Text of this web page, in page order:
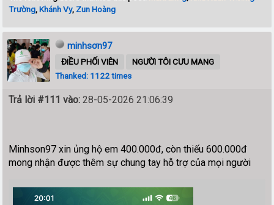
Trường,Khánh Vy, Zun Hoàng
minhsơn97
ĐIỀU PHỐI VIÊN
NGƯỜI TÔI CƯU MANG
Thanked: 1122 times
Trả lời #111 vào: 28-05-2026 21:06:39
Minhson97 xin ủng hộ em 400.000đ, còn thiếu 600.000đ
mong nhận được thêm sự chung tay hỗ trợ của mọi người